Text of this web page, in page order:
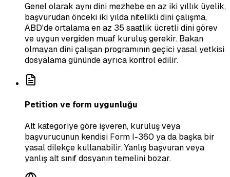
Genel olarak aynı dini mezhebe en az iki yıllık üyelik,
başvurudan önceki iki yılda nitelikli dini çalışma,
ABD'de ortalama en az 35 saatlik ücretli dini görev
ve uygun vergiden muaf kuruluş gerekir. Bakan
olmayan dini çalışan programının geçici yasal yetkisi
dosyalama gününde ayrıca kontrol edilir.
Petition ve form uygunluğu
Alt kategoriye göre işveren, kuruluş veya
başvurucunun kendisi Form I-360 ya da başka bir
yasal dilekçe kullanabilir. Yanlış başvuran veya
yanlış alt sınıf dosyanın temelini bozar.